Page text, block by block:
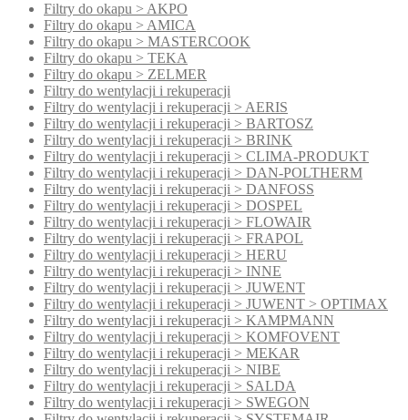
Filtry do okapu > AKPO
Filtry do okapu > AMICA
Filtry do okapu > MASTERCOOK
Filtry do okapu > TEKA
Filtry do okapu > ZELMER
Filtry do wentylacji i rekuperacji
Filtry do wentylacji i rekuperacji > AERIS
Filtry do wentylacji i rekuperacji > BARTOSZ
Filtry do wentylacji i rekuperacji > BRINK
Filtry do wentylacji i rekuperacji > CLIMA-PRODUKT
Filtry do wentylacji i rekuperacji > DAN-POLTHERM
Filtry do wentylacji i rekuperacji > DANFOSS
Filtry do wentylacji i rekuperacji > DOSPEL
Filtry do wentylacji i rekuperacji > FLOWAIR
Filtry do wentylacji i rekuperacji > FRAPOL
Filtry do wentylacji i rekuperacji > HERU
Filtry do wentylacji i rekuperacji > INNE
Filtry do wentylacji i rekuperacji > JUWENT
Filtry do wentylacji i rekuperacji > JUWENT > OPTIMAX
Filtry do wentylacji i rekuperacji > KAMPMANN
Filtry do wentylacji i rekuperacji > KOMFOVENT
Filtry do wentylacji i rekuperacji > MEKAR
Filtry do wentylacji i rekuperacji > NIBE
Filtry do wentylacji i rekuperacji > SALDA
Filtry do wentylacji i rekuperacji > SWEGON